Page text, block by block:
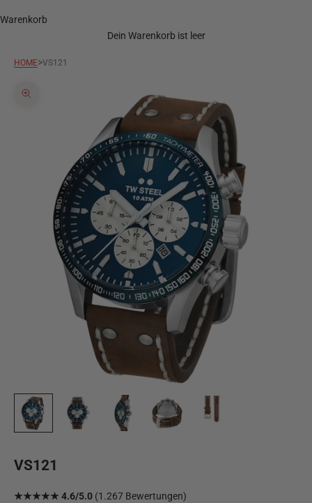
Warenkorb
Dein Warenkorb ist leer
HOME>VS121
Bild vergrößern
VS121
★★★★★ 4.6/5.0 (1.267 Bewertungen)